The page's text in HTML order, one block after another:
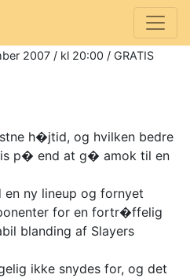
2007 / kl 20:00 / GRATIS
h�jtid, og hvilken bedre
p� end at g� amok til en
en ny lineup og fornyet
for en fortr�ffelig
blanding af Slayers
ikke snydes for, og det